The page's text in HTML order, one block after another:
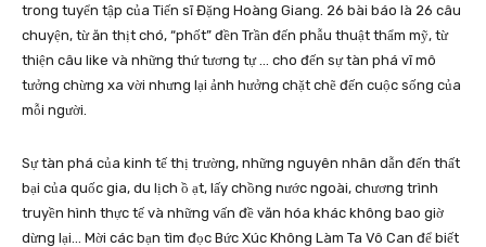
trong tuyển tập của Tiến sĩ Đặng Hoàng Giang. 26 bài báo là 26 câu
chuyện, từ ăn thịt chó, “phốt” đền Trần đến phẫu thuật thẩm mỹ, từ
thiện câu like và những thứ tương tự … cho đến sự tàn phá vĩ mô
tưởng chừng xa vời nhưng lại ảnh hưởng chặt chẽ đến cuộc sống của
mỗi người.
Sự tàn phá của kinh tế thị trường, những nguyên nhân dẫn đến thất
bại của quốc gia, du lịch ồ ạt, lấy chồng nước ngoài, chương trình
truyền hình thực tế và những vấn đề văn hóa khác không bao giờ
dừng lại… Mời các bạn tìm đọc Bức Xúc Không Làm Ta Vô Can để biết